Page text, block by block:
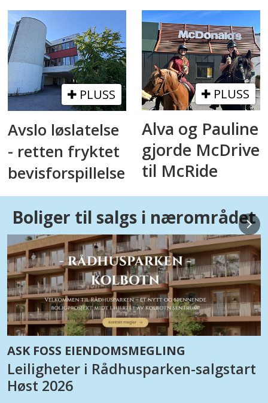
PLUSS
Avslo løslatelse
- retten fryktet
bevisforspillelse
PLUSS
Alva og Pauline
gjorde McDrive
til McRide
Boliger til salgs i nærområdet
PRIVATMEGLEREN
Rekkehus. Skogsåsen 9B, 1412
Sofiemyr. Bruksareal 119 KVM